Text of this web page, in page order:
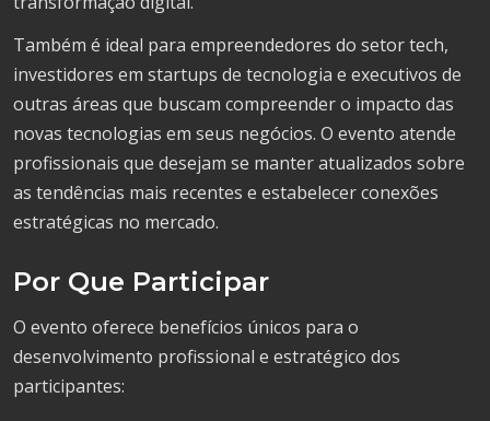
Também é ideal para empreendedores do setor tech,
investidores em startups de tecnologia e executivos de
outras áreas que buscam compreender o impacto das
novas tecnologias em seus negócios. O evento atende
profissionais que desejam se manter atualizados sobre
as tendências mais recentes e estabelecer conexões
estratégicas no mercado.
Por Que Participar
O evento oferece benefícios únicos para o
desenvolvimento profissional e estratégico dos
participantes: